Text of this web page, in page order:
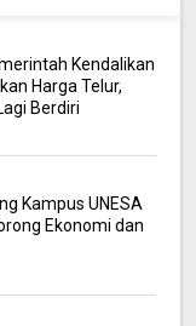
Kendalikan
Harga Telur,
Berdiri
Kampus UNESA
Ekonomi dan